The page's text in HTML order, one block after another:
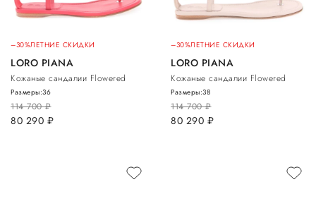
–30%ЛЕТНИЕ СКИДКИ
LORO PIANA
Кожаные сандалии Flowered
114 700руб.
80 290 руб.
Размеры:36
–30%ЛЕТНИЕ СКИДКИ
LORO PIANA
Кожаные сандалии Flowered
114 700руб.
80 290 руб.
Размеры:38